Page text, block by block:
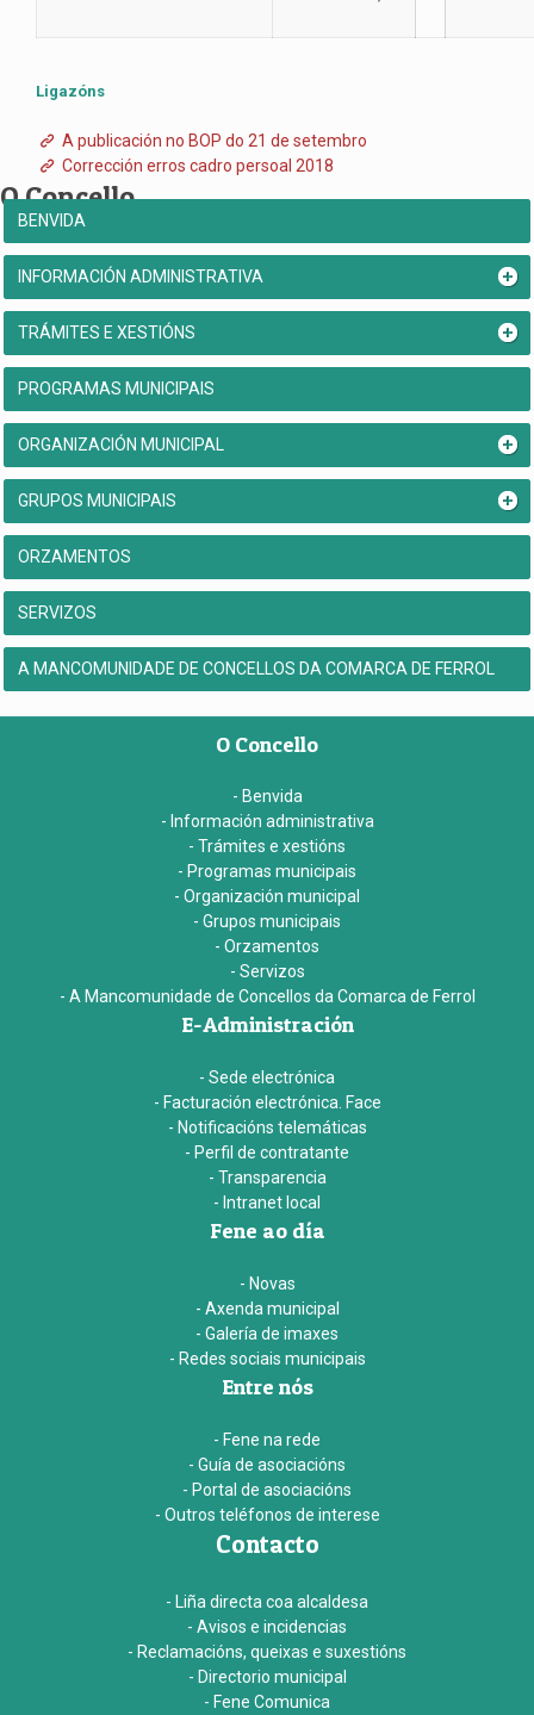
Ligazóns
A publicación no BOP do 21 de setembro
Corrección erros cadro persoal 2018
O Concello
BENVIDA
INFORMACIÓN ADMINISTRATIVA
TRÁMITES E XESTIÓNS
PROGRAMAS MUNICIPAIS
ORGANIZACIÓN MUNICIPAL
GRUPOS MUNICIPAIS
ORZAMENTOS
SERVIZOS
A MANCOMUNIDADE DE CONCELLOS DA COMARCA DE FERROL
O Concello
- Benvida
- Información administrativa
- Trámites e xestións
- Programas municipais
- Organización municipal
- Grupos municipais
- Orzamentos
- Servizos
- A Mancomunidade de Concellos da Comarca de Ferrol
E-Administración
- Sede electrónica
- Facturación electrónica. Face
- Notificacións telemáticas
- Perfil de contratante
- Transparencia
- Intranet local
Fene ao día
- Novas
- Axenda municipal
- Galería de imaxes
- Redes sociais municipais
Entre nós
- Fene na rede
- Guía de asociacións
- Portal de asociacións
- Outros teléfonos de interese
Contacto
- Liña directa coa alcaldesa
- Avisos e incidencias
- Reclamacións, queixas e suxestións
- Directorio municipal
- Fene Comunica